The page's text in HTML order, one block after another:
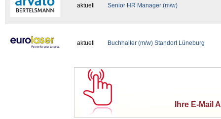
aktuell Senior HR Manager (m/w)
aktuell Buchhalter (m/w) Standort Lüneburg
Ihre E-Mail